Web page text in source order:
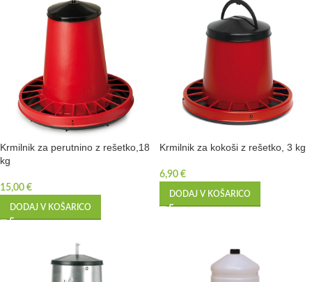
Krmilnik za perutnino z rešetko,18
kg
15,00 €
DODAJ V KOŠARICO
Krmilnik za kokoši z rešetko, 3 kg
6,90 €
DODAJ V KOŠARICO